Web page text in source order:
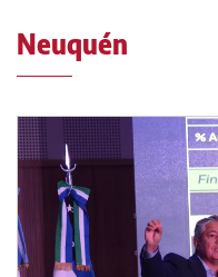
Neuquén